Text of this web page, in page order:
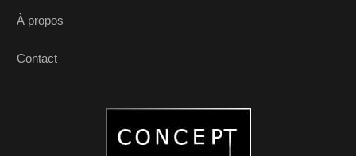
À propos
Contact